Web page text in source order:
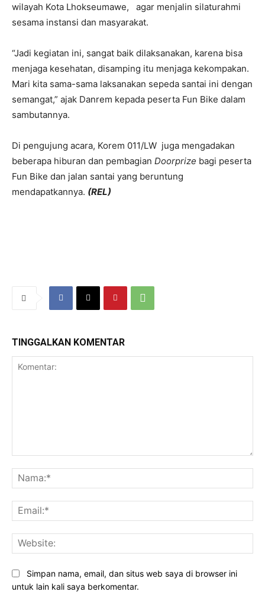
wilayah Kota Lhokseumawe, agar menjalin silaturahmi
sesama instansi dan masyarakat.
“Jadi kegiatan ini, sangat baik dilaksanakan, karena bisa
menjaga kesehatan, disamping itu menjaga kekompakan.
Mari kita sama-sama laksanakan sepeda santai ini dengan
semangat,” ajak Danrem kepada peserta Fun Bike dalam
sambutannya.
Di pengujung acara, Korem 011/LW juga mengadakan
beberapa hiburan dan pembagian Doorprize bagi peserta
Fun Bike dan jalan santai yang beruntung
mendapatkannya. (REL)
TINGGALKAN KOMENTAR
Simpan nama, email, dan situs web saya di browser ini
untuk lain kali saya berkomentar.